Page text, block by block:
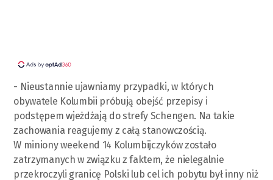
- Nieustannie ujawniamy przypadki, w których
obywatele Kolumbii próbują obejść przepisy i
podstępem wjeżdżają do strefy Schengen. Na takie
zachowania reagujemy z całą stanowczością.
W miniony weekend 14 Kolumbijczyków zostało
zatrzymanych w związku z faktem, że nielegalnie
przekroczyli granicę Polski lub cel ich pobytu był inny niż